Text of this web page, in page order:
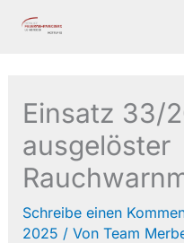
Inhalt
Einsatz 33/
ausgelöster
Schreibe einen
2025 / Von Team